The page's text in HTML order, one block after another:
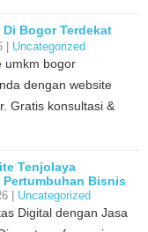
Bogor Terdekat
| Uncategorized
umkm bogor
dengan website
Gratis konsultasi &
Tenjolaya
Bisnis
| Uncategorized
Digital dengan Jasa